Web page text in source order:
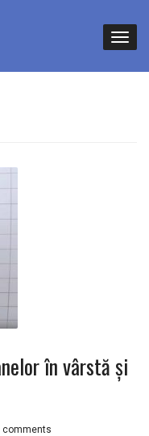
în vârstă şi
comments